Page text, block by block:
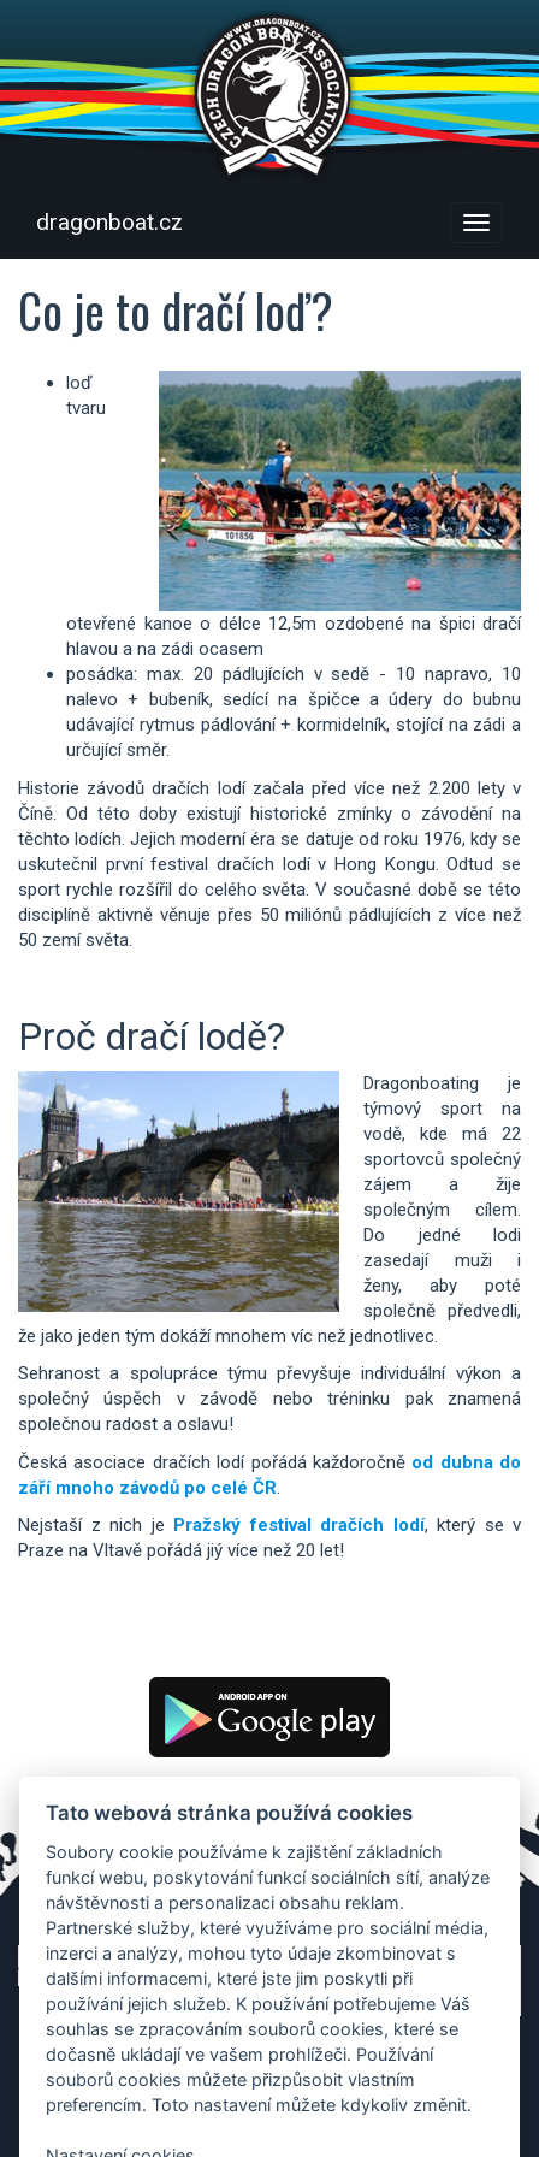
Menu
dragonboat.cz
Co je to dračí loď?
loď
tvaru
otevřené kanoe o délce 12,5m ozdobené na špici dračí
hlavou a na zádi ocasem
posádka: max. 20 pádlujících v sedě - 10 napravo, 10
nalevo + bubeník, sedící na špičce a údery do bubnu
udávající rytmus pádlování + kormidelník, stojící na zádi a
určující směr.
Historie závodů dračích lodí začala před více než 2.200 lety v
Číně. Od této doby existují historické zmínky o závodění na
těchto lodích. Jejich moderní éra se datuje od roku 1976, kdy se
uskutečnil první festival dračích lodí v Hong Kongu. Odtud se
sport rychle rozšířil do celého světa. V současné době se této
disciplíně aktivně věnuje přes 50 miliónů pádlujících z více než
50 zemí světa.
Proč dračí lodě?
Dragonboating je
týmový sport na
vodě, kde má 22
sportovců společný
zájem a žije
společným cílem.
Do jedné lodi
zasedají muži i
ženy, aby poté
společně předvedli,
že jako jeden tým dokáží mnohem víc než jednotlivec.
Sehranost a spolupráce týmu převyšuje individuální výkon a
společný úspěch v závodě nebo tréninku pak znamená
společnou radost a oslavu!
Česká asociace dračích lodí pořádá každoročně od dubna do
září mnoho závodů po celé ČR
Nejstaší z nich je Pražský festival dračích lodí, který se v
Praze na Vltavě pořádá jiý více než 20 let!
Tato webová stránka používá cookies
Soubory cookie používáme k zajištění základních
funkcí webu, poskytování funkcí sociálních sítí, analýze
návštěvnosti a personalizaci obsahu reklam.
Partnerské služby, které využíváme pro sociální média,
inzerci a analýzy, mohou tyto údaje zkombinovat s
dalšími informacemi, které jste jim poskytli při
používání jejich služeb. K používání potřebujeme Váš
souhlas se zpracováním souborů cookies, které se
dočasně ukládají ve vašem prohlížeči. Používání
souborů cookies můžete přizpůsobit vlastním
preferencím. Toto nastavení můžete kdykoliv změnit.